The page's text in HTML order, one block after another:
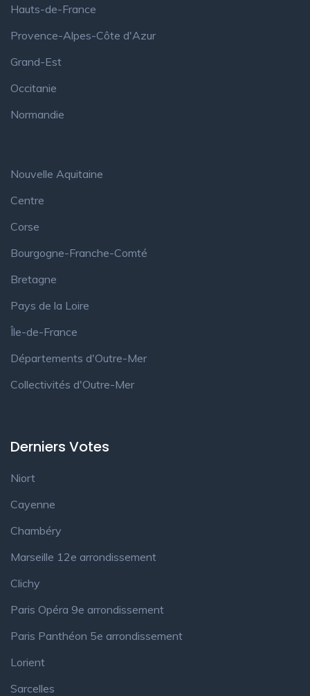
Hauts-de-France
Provence-Alpes-Côte d'Azur
Grand-Est
Occitanie
Normandie
Nouvelle Aquitaine
Centre
Corse
Bourgogne-Franche-Comté
Bretagne
Pays de la Loire
Île-de-France
Départements d'Outre-Mer
Collectivités d'Outre-Mer
Derniers Votes
Niort
Cayenne
Chambéry
Marseille 12e arrondissement
Clichy
Paris Opéra 9e arrondissement
Paris Panthéon 5e arrondissement
Lorient
Sarcelles